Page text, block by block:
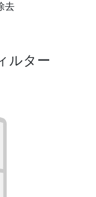
去
ルター